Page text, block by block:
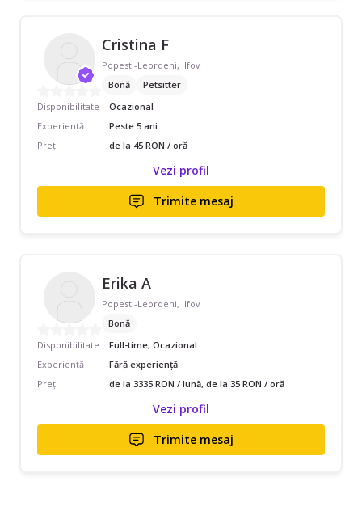
Cristina F
Popesti-Leordeni, Ilfov
Bonă
Petsitter
Disponibilitate
Ocazional
Experiență
Peste 5 ani
Preț
de la 45 RON / oră
Vezi profil
Trimite mesaj
Erika A
Popesti-Leordeni, Ilfov
Bonă
Disponibilitate
Full-time, Ocazional
Experiență
Fără experiență
Preț
de la 3335 RON / lună, de la 35 RON / oră
Vezi profil
Trimite mesaj